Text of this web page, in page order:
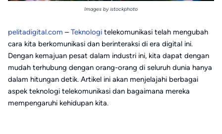
Images by istockphoto
pelitadigital.com –Teknologi telekomunikasi telah mengubah
cara kita berkomunikasi dan berinteraksi di era digital ini.
Dengan kemajuan pesat dalam industri ini, kita dapat dengan
mudah terhubung dengan orang-orang di seluruh dunia hanya
dalam hitungan detik. Artikel ini akan menjelajahi berbagai
aspek teknologi telekomunikasi dan bagaimana mereka
mempengaruhi kehidupan kita.